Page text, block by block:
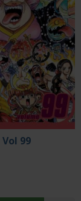
99